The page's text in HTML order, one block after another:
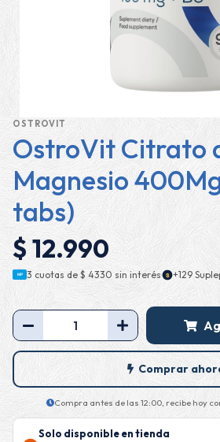
OSTROVIT
OstroVit Citrato
Magnesio
tabs)
$ 12.990
MP 3 cuotas de $ 4330 sin interés· $ +129
Comprar
Compra antes de las 12:00, recibe hoy
Solo disponible en tienda